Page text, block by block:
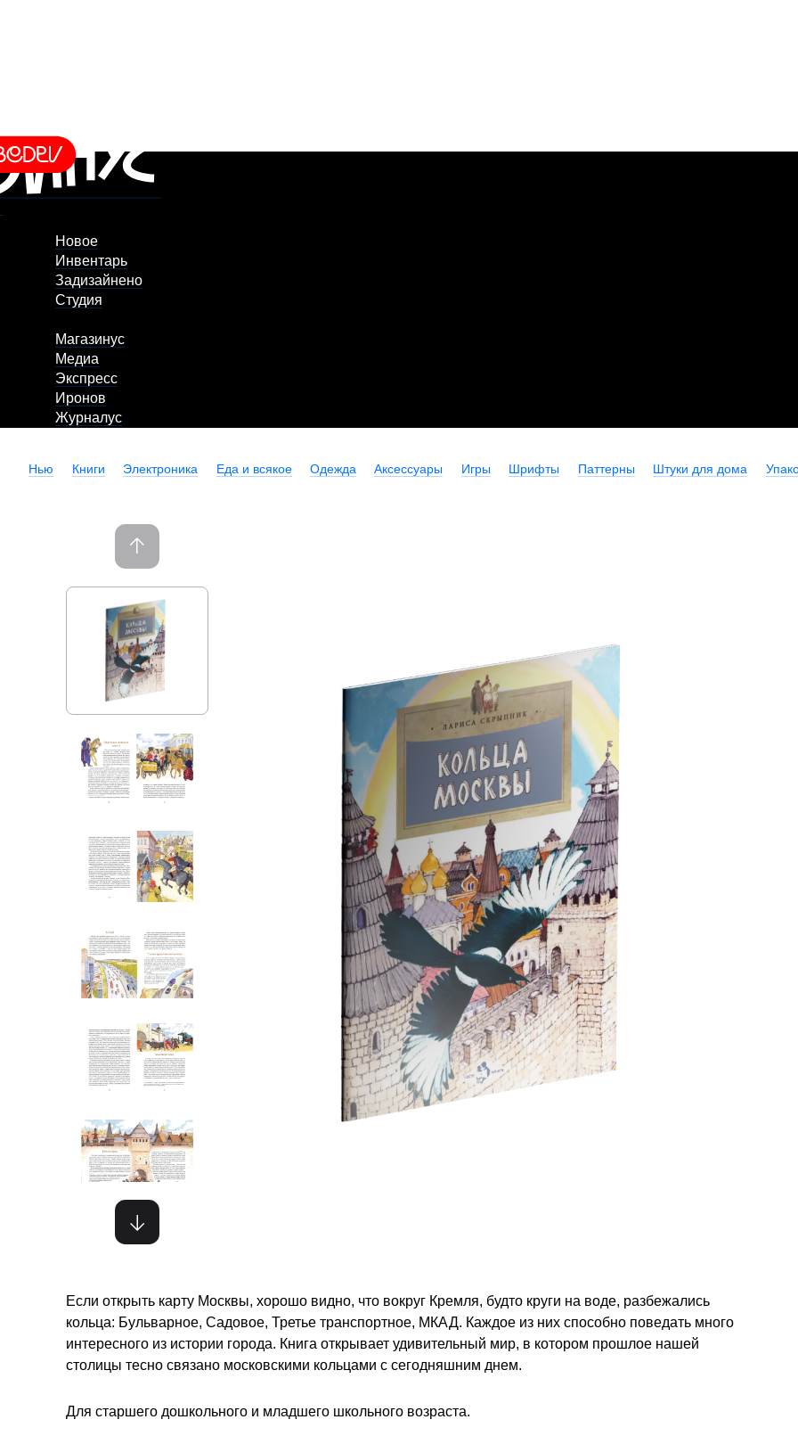
Новое
Инвентарь
Задизайнено
Студия
Магазинус
Медиа
Экспресс
Иронов
Журналус
Нью Книги Электроника Еда и всякое Одежда Аксессуары Игры Шрифты Паттерны Штуки для дома
Если открыть карту Москвы, хорошо видно, что вокруг Кремля, будто круги на воде, разбежались
кольца: Бульварное, Садовое, Третье транспортное, МКАД. Каждое из них способно поведать много
интересного из истории города. Книга открывает удивительный мир, в котором прошлое нашей
столицы тесно связано московскими кольцами с сегодняшним днем.
Для старшего дошкольного и младшего школьного возраста.